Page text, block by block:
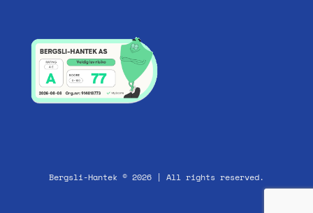
Bergsli-Hantek © 2026 | All rights reserved.